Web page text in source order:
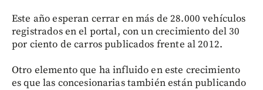
Este año esperan cerrar en más de 28.000 vehículos
registrados en el portal, con un crecimiento del 30
por ciento de carros publicados frente al 2012.
Otro elemento que ha influido en este crecimiento
es que las concesionarias también están publicando